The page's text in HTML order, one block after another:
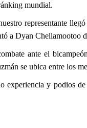
mundial.
representante
a Dyan Chellamootoo
ante el
se ubica entre los
experiencia y podios